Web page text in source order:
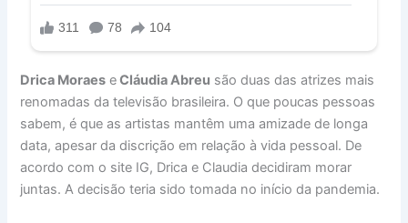
Drica Moraes eCláudia Abreu são duas das atrizes mais
renomadas da televisão brasileira. O que poucas pessoas
sabem, é que as artistas mantêm uma amizade de longa
data, apesar da discrição em relação à vida pessoal. De
acordo com o site IG, Drica e Claudia decidiram morar
juntas. A decisão teria sido tomada no início da pandemia.